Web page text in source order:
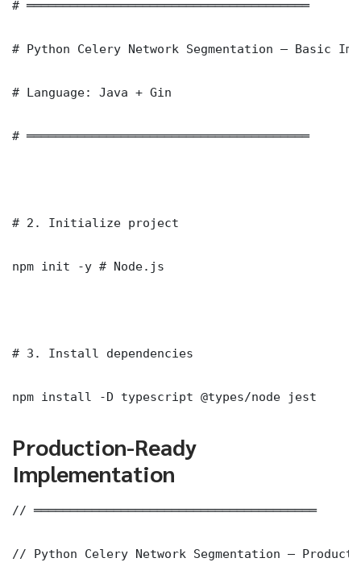
# ═══════════════════════════════════════
# Python Celery Network Segmentation — Basic
# Language: Java + Gin
# ═══════════════════════════════════════
# 2. Initialize project
npm init -y # Node.js
# 3. Install dependencies
npm install -D typescript @types/node jest
Production-Ready
Implementation
// ═══════════════════════════════════════
// Python Celery Network Segmentation —